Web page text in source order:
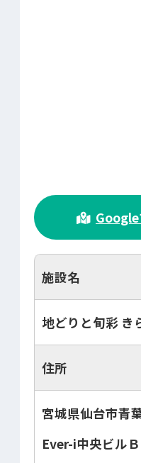
施設名
地どりと旬彩 き
住所
宮城県仙台市青
Ever-i中央ビルＢ